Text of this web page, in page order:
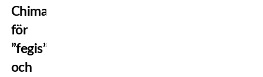
Chimaev
för
”fegis”
och